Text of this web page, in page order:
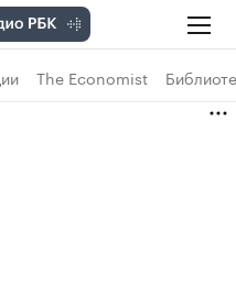
The Economist